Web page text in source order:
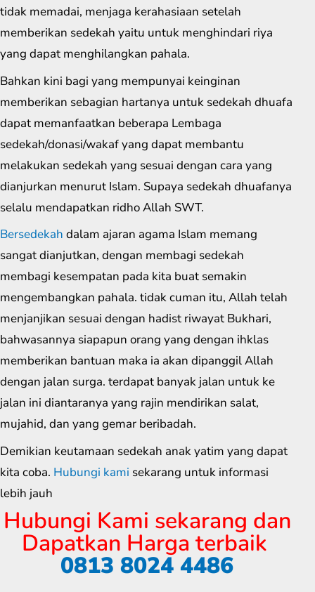
tidak memadai, menjaga kerahasiaan setelah
memberikan sedekah yaitu untuk menghindari riya
yang dapat menghilangkan pahala.
Bahkan kini bagi yang mempunyai keinginan
memberikan sebagian hartanya untuk sedekah dhuafa
dapat memanfaatkan beberapa Lembaga
sedekah/donasi/wakaf yang dapat membantu
melakukan sedekah yang sesuai dengan cara yang
dianjurkan menurut Islam. Supaya sedekah dhuafanya
selalu mendapatkan ridho Allah SWT.
Bersedekah dalam ajaran agama Islam memang
sangat dianjutkan, dengan membagi sedekah
membagi kesempatan pada kita buat semakin
mengembangkan pahala. tidak cuman itu, Allah telah
menjanjikan sesuai dengan hadist riwayat Bukhari,
bahwasannya siapapun orang yang dengan ihklas
memberikan bantuan maka ia akan dipanggil Allah
dengan jalan surga. terdapat banyak jalan untuk ke
jalan ini diantaranya yang rajin mendirikan salat,
mujahid, dan yang gemar beribadah.
Demikian keutamaan sedekah anak yatim yang dapat
kita coba. Hubungi kami sekarang untuk informasi
lebih jauh
Hubungi Kami sekarang dan
Dapatkan Harga terbaik
0813 8024 4486